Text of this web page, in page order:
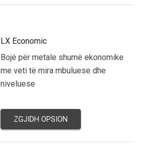
LX Economic
Bojë për metale shumë ekonomike
me veti të mira mbuluese dhe
niveluese
ZGJIDH OPSION